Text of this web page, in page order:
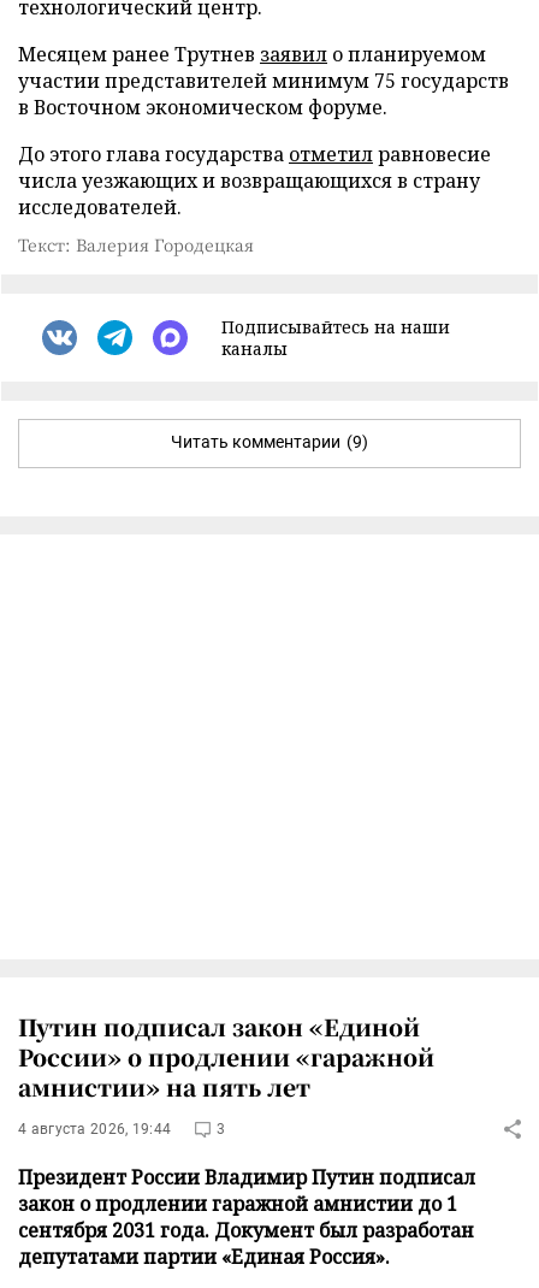
технологический центр.
Месяцем ранее Трутнев заявил о планируемом
участии представителей минимум 75 государств
в Восточном экономическом форуме.
До этого глава государства отметилравновесие
числа уезжающих и возвращающихся в страну
исследователей.
Текст: Валерия Городецкая
Подписывайтесь на наши
каналы
Читать комментарии (9)
Путин подписал закон «Единой
России» о продлении «гаражной
амнистии» на пять лет
4 августа 2026, 19:44 3
Президент России Владимир Путин подписал
закон о продлении гаражной амнистии до 1
сентября 2031 года. Документ был разработан
депутатами партии «Единая Россия».